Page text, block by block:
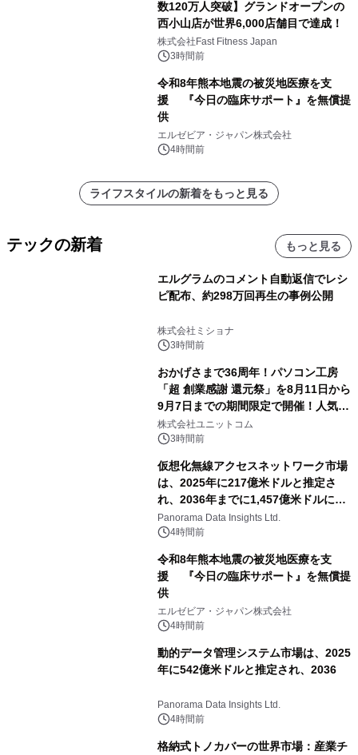
数120万人突破】グランドオープンの
西小山店が世界6,000店舗目で達成！
株式会社Fast Fitness Japan
3時間前
令和8年熊本地震の被災地医療を支
援 『今日の臨床サポート』を無償提
供
エルゼビア・ジャパン株式会社
4時間前
ライフスタイルの新着をもっと見る
テックの新着 もっと見る
エルグラムのコメント自動返信でレシ
ピ配布、約298万回再生の事例公開
株式会社ミショナ
3時間前
おかげさまで36周年！パソコン工房
「超 創業感謝 還元祭」を8月11日から
9月7日までの期間限定で開催！人気の
ゲーミングPCや高性能ノートPCなど
対象iiyama PCのご購入で最大3万円分
株式会社ユニットコム
3時間前
仮想化無線アクセスネットワーク市場
は、2025年に217億米ドルと推定さ
れ、2036年までに1,457億米ドルに達
すると予測されており、予測期間
（2026年～2036年）
Panorama Data Insights Ltd.
4時間前
令和8年熊本地震の被災地医療を支
援 『今日の臨床サポート』を無償提
供
エルゼビア・ジャパン株式会社
4時間前
動的データ管理システム市場は、2025
年に542億米ドルと推定され、2036
Panorama Data Insights Ltd.
4時間前
格納式トノカバーの世界市場：産業チ